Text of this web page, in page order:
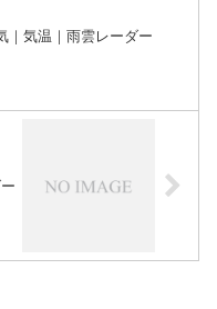
｜気温｜雨雲レーダー